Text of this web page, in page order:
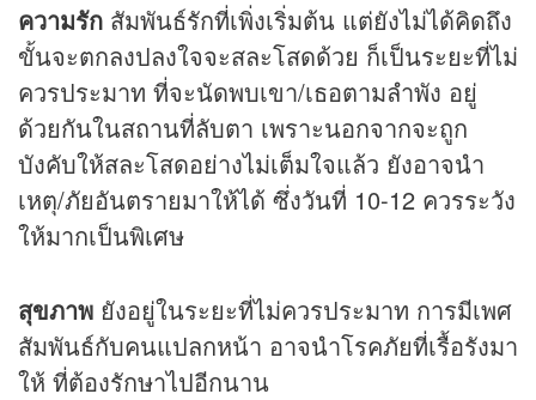
ความรัก สัมพันธ์รักที่เพิ่งเริ่มต้น แต่ยังไม่ได้คิดถึง
ขั้นจะตกลงปลงใจจะสละโสดด้วย ก็เป็นระยะที่ไม่
ควรประมาท ที่จะนัดพบเขา/เธอตามลำพัง อยู่
ด้วยกันในสถานที่ลับตา เพราะนอกจากจะถูก
บังคับให้สละโสดอย่างไม่เต็มใจแล้ว ยังอาจนำ
เหตุ/ภัยอันตรายมาให้ได้ ซึ่งวันที่ 10-12 ควรระวัง
ให้มากเป็นพิเศษ
สุขภาพ ยังอยู่ในระยะที่ไม่ควรประมาท การมีเพศ
สัมพันธ์กับคนแปลกหน้า อาจนำโรคภัยที่เรื้อรังมา
ให้ ที่ต้องรักษาไปอีกนาน